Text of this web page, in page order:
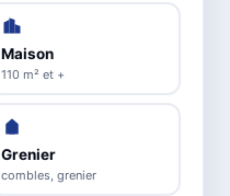
Maison
110 m² et +
Grenier
combles, grenier